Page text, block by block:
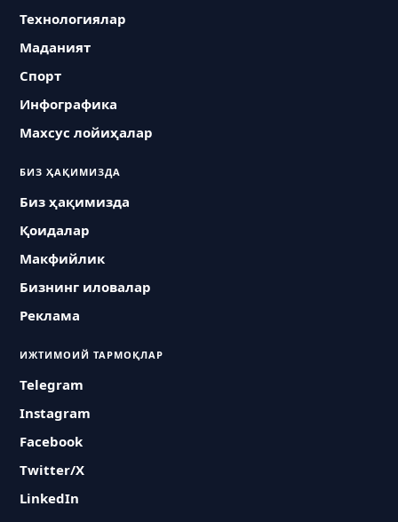
Технологиялар
Маданият
Спорт
Инфографика
Махсус лойиҳалар
БИЗ ҲАҚИМИЗДА
Биз ҳақимизда
Қоидалар
Макфийлик
Бизнинг иловалар
Реклама
ИЖТИМОИЙ ТАРМОҚЛАР
Telegram
Instagram
Facebook
Twitter/X
LinkedIn